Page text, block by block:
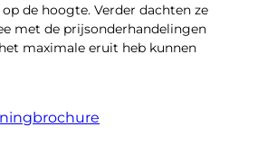
de hoogte. Verder dachten ze
met de prijsonderhandelingen
maximale eruit heb kunnen